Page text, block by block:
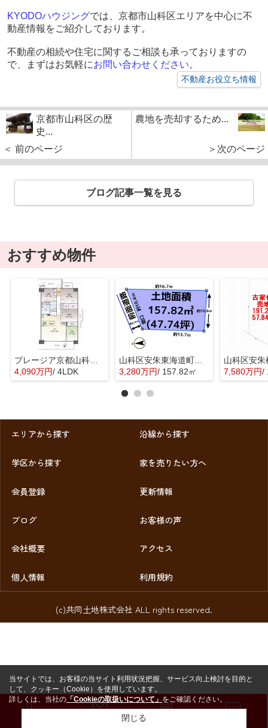
KYODOハウジングでは、京都市山科区エリアを中心に不
動産情報をご紹介しております。
不動産の相続や住宅に関するご相談も承っておりますの
で、まずはお気軽にお問い合わせください。
不動産お役立ち情報
京都市山科区の歴
史...
＜ 前のページ
農地を売却するため...
＞次のページ
ブログ記事一覧を見る
おすすめ物件
プレージア京都山科東野
4,090万円/ 4LDK
山科区安朱東海道町 売地
3,280万円/ 157.82㎡ 7,580万円/
エリアから探す 沿線から探す
学区から探す 家を売りたい方へ
会員登録 更新情報
ブログ お客様の声
会社概要 アクセス
個人情報 利用規約
(c)共同土地株式会社 ALL rights reserved.
お問い合わせ
当サイトでは、お客様の当サイト利用状況把握、サービス向上検討を目的と
して、クッキー（Cookie）を使用しています。
詳しくは、当社の 「Cookieの取扱いについて」をご確認ください。
閉じる